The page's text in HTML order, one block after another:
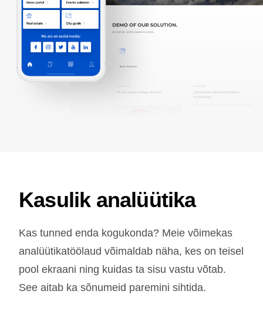
Kasulik analüütika
Kas tunned enda kogukonda? Meie võimekas
analüütikatöölaud võimaldab näha, kes on teisel
pool ekraani ning kuidas ta sisu vastu võtab.
See aitab ka sõnumeid paremini sihtida.